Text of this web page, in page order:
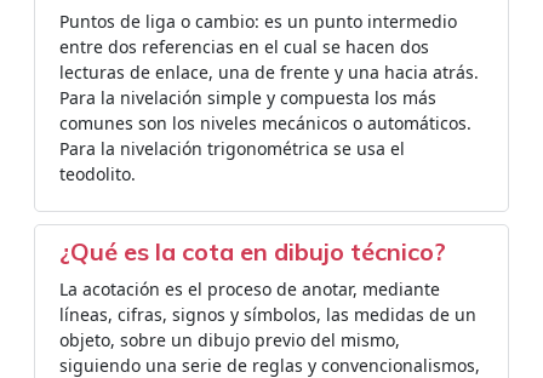
Puntos de liga o cambio: es un punto intermedio
entre dos referencias en el cual se hacen dos
lecturas de enlace, una de frente y una hacia atrás.
Para la nivelación simple y compuesta los más
comunes son los niveles mecánicos o automáticos.
Para la nivelación trigonométrica se usa el
teodolito.
¿Qué es la cota en dibujo técnico?
La acotación es el proceso de anotar, mediante
líneas, cifras, signos y símbolos, las medidas de un
objeto, sobre un dibujo previo del mismo,
siguiendo una serie de reglas y convencionalismos,